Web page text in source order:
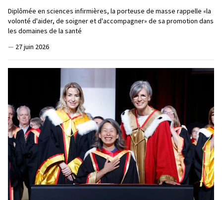
Diplômée en sciences infirmières, la porteuse de masse rappelle «la
volonté d'aider, de soigner et d'accompagner» de sa promotion dans
les domaines de la santé
— 27 juin 2026